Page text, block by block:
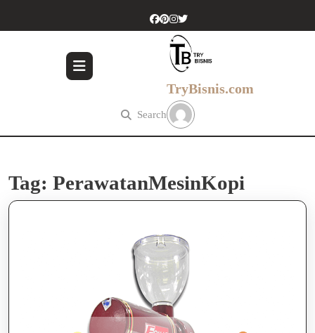
TryBisnis.com
Search
Tag: PerawatanMesinKopi